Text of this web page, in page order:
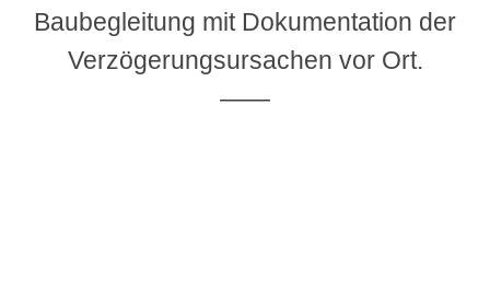
Baubegleitung mit Dokumentation der
Verzögerungsursachen vor Ort.
——